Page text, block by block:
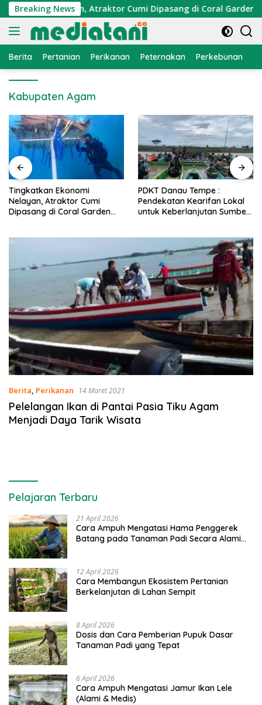
Langsung
ke
konten
Breaking News
Nelayan, Atraktor Cumi Dipasang di Coral Garden
Berita Pertanian Perikanan Peternakan Perkebunan
Kabupaten Agam
PDKT Danau Tempe :
Pendekatan Kearifan Lokal
untuk Keberlanjutan Sumber
Cara Mengatasi Penyakit
PMK pada Sapi Perah Secara
Alami dan Medis
Berita, Perikanan 14 Maret 2021
Pelelangan Ikan di Pantai Pasia Tiku Agam
Menjadi Daya Tarik Wisata
Pelajaran Terbaru
21 April 2026
Cara Ampuh Mengatasi Hama Penggerek
Batang pada Tanaman Padi Secara Alami
12 April 2026
Cara Membangun Ekosistem Pertanian
Berkelanjutan di Lahan Sempit
8 April 2026
Dosis dan Cara Pemberian Pupuk Dasar
Tanaman Padi yang Tepat
6 April 2026
Cara Ampuh Mengatasi Jamur Ikan Lele
(Alami & Medis)